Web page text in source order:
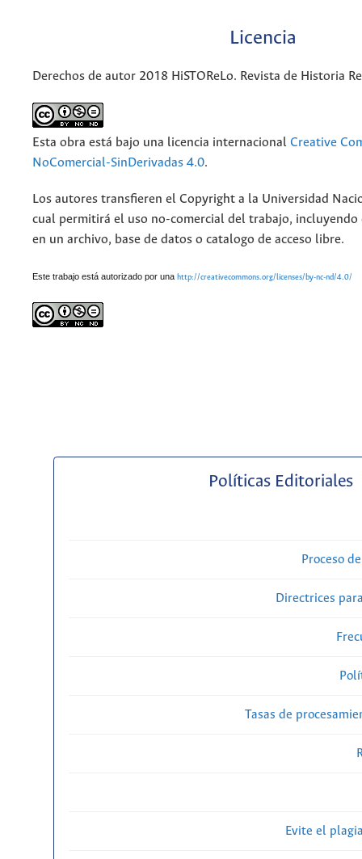
Licencia
Derechos de autor 2018 HiSTOReLo. Revista de Historia
Esta obra está bajo una licencia internacional Creative
NoComercial-SinDerivadas 4.0.
Los autores transfieren el Copyright a la Universidad
cual permitirá el uso no-comercial del trabajo, incluyendo
en un archivo, base de datos o catalogo de acceso libre.
Este trabajo está autorizado por una http://creativecommons.org/licenses/by-nc-nd/4.0/
Políticas Editoriales
Proceso
Directrices
Tasas de
Evite el